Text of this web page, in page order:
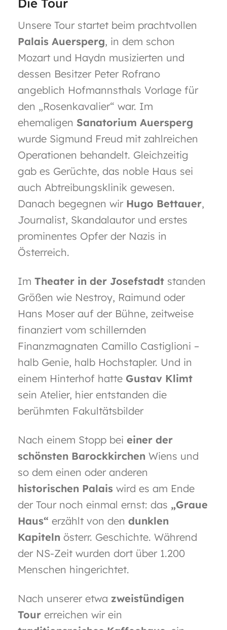
Unsere Tour startet beim prachtvollen
Palais Auersperg, in dem schon
Mozart und Haydn musizierten und
dessen Besitzer Peter Rofrano
angeblich Hofmannsthals Vorlage für
den „Rosenkavalier“ war. Im
ehemaligen Sanatorium Auersperg
wurde Sigmund Freud mit zahlreichen
Operationen behandelt. Gleichzeitig
gab es Gerüchte, das noble Haus sei
auch Abtreibungsklinik gewesen.
Danach begegnen wir Hugo Bettauer,
Journalist, Skandalautor und erstes
prominentes Opfer der Nazis in
Österreich.
Im Theater in der Josefstadt standen
Größen wie Nestroy, Raimund oder
Hans Moser auf der Bühne, zeitweise
finanziert vom schillernden
Finanzmagnaten Camillo Castiglioni –
halb Genie, halb Hochstapler. Und in
einem Hinterhof hatte Gustav Klimt
sein Atelier, hier entstanden die
berühmten Fakultätsbilder
Nach einem Stopp bei einer der
schönsten Barockkirchen Wiens und
so dem einen oder anderen
historischen Palais wird es am Ende
der Tour noch einmal ernst: das „Graue
Haus“ erzählt von den dunklen
Kapiteln österr. Geschichte. Während
der NS-Zeit wurden dort über 1.200
Menschen hingerichtet.
Nach unserer etwa zweistündigen
Tour erreichen wir ein